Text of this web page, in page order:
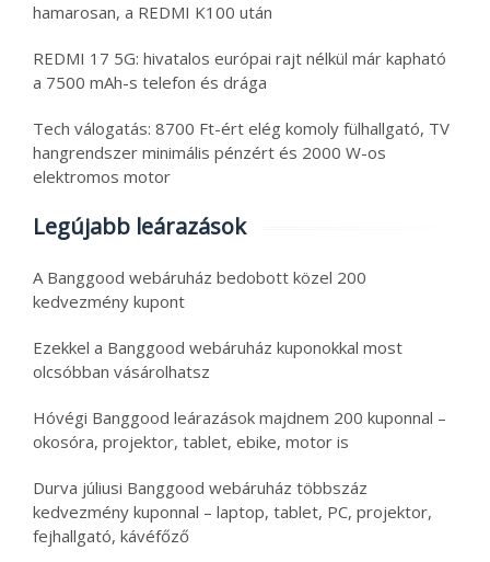
hamarosan, a REDMI K100 után
REDMI 17 5G: hivatalos európai rajt nélkül már kapható
a 7500 mAh-s telefon és drága
Tech válogatás: 8700 Ft-ért elég komoly fülhallgató, TV
hangrendszer minimális pénzért és 2000 W-os
elektromos motor
Legújabb leárazások
A Banggood webáruház bedobott közel 200
kedvezmény kupont
Ezekkel a Banggood webáruház kuponokkal most
olcsóbban vásárolhatsz
Hóvégi Banggood leárazások majdnem 200 kuponnal –
okosóra, projektor, tablet, ebike, motor is
Durva júliusi Banggood webáruház többszáz
kedvezmény kuponnal – laptop, tablet, PC, projektor,
fejhallgató, kávéfőző